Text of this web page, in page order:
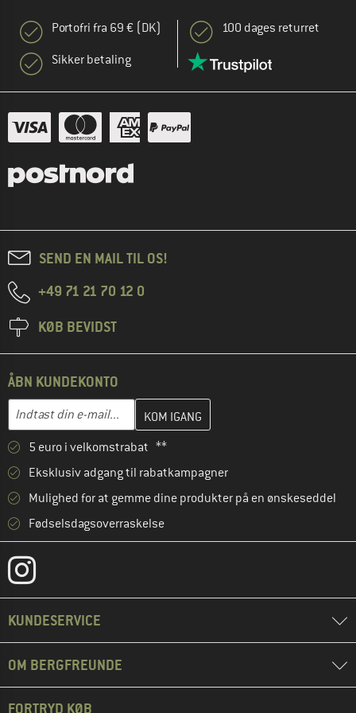
Portofri fra 69 € (DK)
Sikker betaling
100 dages returret
SEND EN MAIL TIL OS!
+49 71 21 70 12 0
KØB BEVIDST
ÅBN KUNDEKONTO
E-mail-adresse
Indtast din e-mailadresse her, og opret i næste trin din
5 euro i velkomstrabat **
Eksklusiv adgang til rabatkampagner
Mulighed for at gemme dine produkter på en ønskeseddel
Fødselsdagsoverraskelse
KUNDESERVICE
OM BERGFREUNDE
FORTRYD KØB